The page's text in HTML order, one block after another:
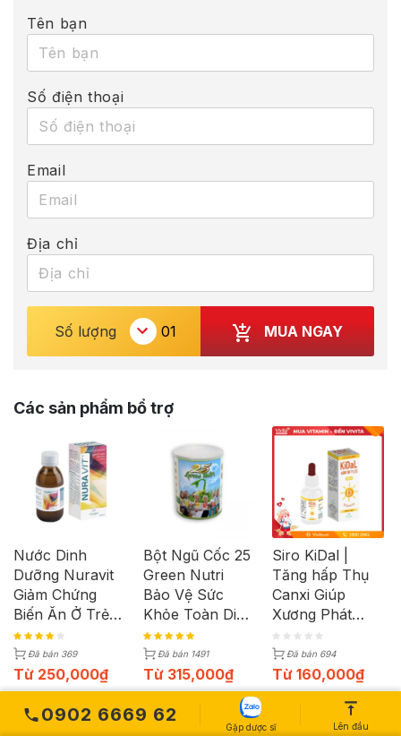
Tên bạn
Số điện thoại
Email
Địa chỉ
Số lượng MUA NGAY
Các sản phẩm bổ trợ
Nước Dinh
Dưỡng Nuravit
Giảm Chứng
Biến Ăn Ở Trẻ |
Lọ 150ml
Đã bán 369
Từ 250,000₫
Bột Ngũ Cốc 25
Green Nutri
Bảo Vệ Sức
Khỏe Toàn Diện
| Hộp 25 Gói
Đã bán 1491
Từ 315,000₫
Siro KiDal |
Tăng hấp Thụ
Canxi Giúp
Xương Phát
Triển | Chai
150ml
Đã bán 694
Từ160,000₫
-8%
0902 6669 62
Gặp dược sĩ Lên đầu